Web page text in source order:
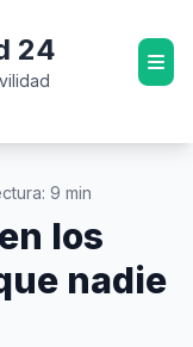
24
9 min
los
nadie